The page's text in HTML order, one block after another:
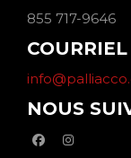
855 717-9646
COURRIEL
NOUS
facebookinstagram